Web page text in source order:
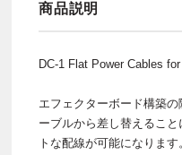
商品説明
DC-1 Flat Power Cables
エフェクターボード構築
ーブルから差し替えるこ
トな配線が可能になりま